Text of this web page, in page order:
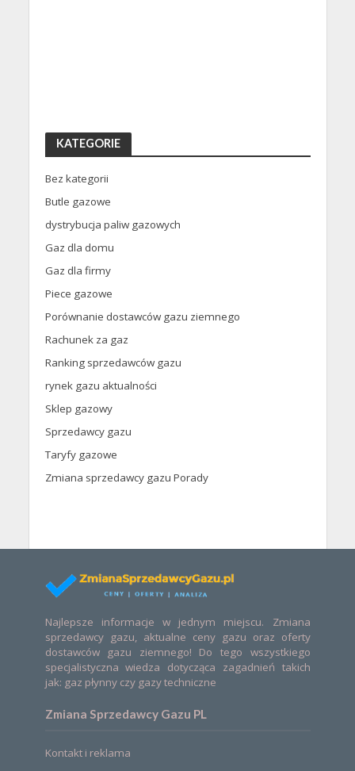
KATEGORIE
Bez kategorii
Butle gazowe
dystrybucja paliw gazowych
Gaz dla domu
Gaz dla firmy
Piece gazowe
Porównanie dostawców gazu ziemnego
Rachunek za gaz
Ranking sprzedawców gazu
rynek gazu aktualności
Sklep gazowy
Sprzedawcy gazu
Taryfy gazowe
Zmiana sprzedawcy gazu Porady
Najlepsze informacje w jednym miejscu. Zmiana
sprzedawcy gazu, aktualne ceny gazu oraz oferty
dostawców gazu ziemnego! Do tego wszystkiego
specjalistyczna wiedza dotycząca zagadnień takich
jak: gaz płynny czy gazy techniczne
Zmiana Sprzedawcy Gazu PL
Kontakt i reklama